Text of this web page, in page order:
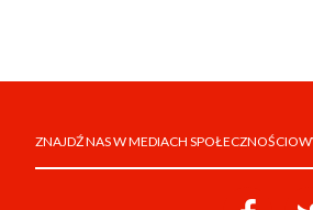
ZNAJDŹ NAS W MEDIACH